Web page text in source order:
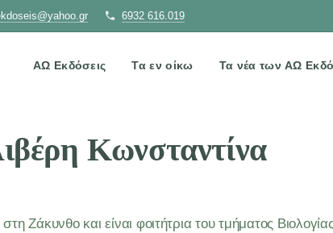
6932 616.019
ΑΩ Εκδόσεις Τα εν οίκω Τα νέα των ΑΩ
Κωνσταντίνα
Ζάκυνθο και είναι φοιτήτρια του τμήματος